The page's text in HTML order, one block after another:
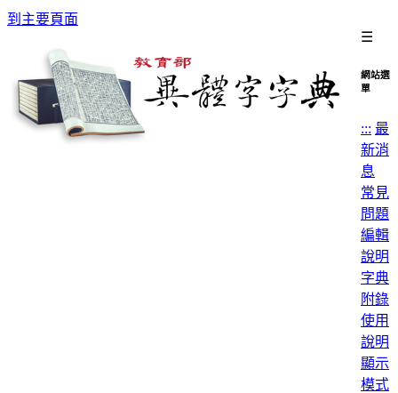
到主要頁面
☰
網站選
單
::: 最
新消
息
常見
問題
編輯
說明
字典
附錄
使用
說明
顯示
模式